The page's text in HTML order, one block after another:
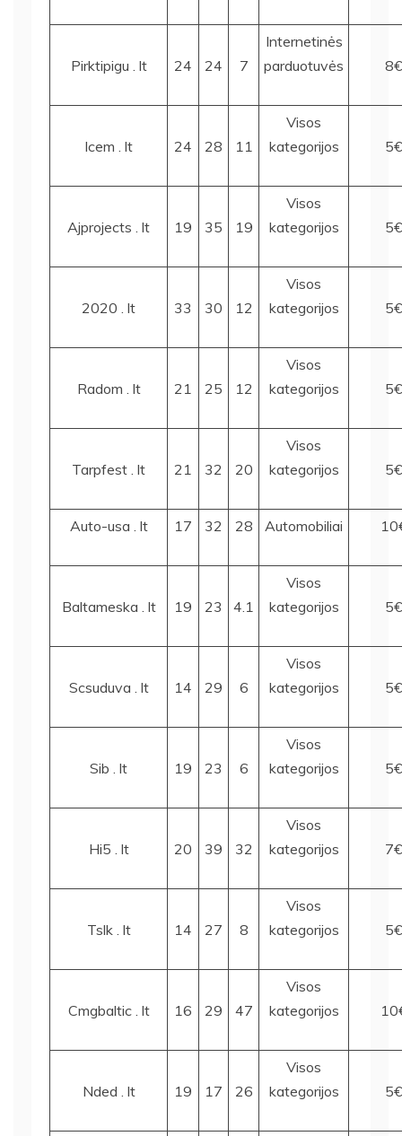
Pirktipigu . lt 24 24 7
Internetinės
parduotuvės
8€
Icem . lt 24 28 11
Visos
kategorijos
5€
Ajprojects . lt 19 35 19
Visos
kategorijos
5€
2020 . lt 33 30 12
Visos
kategorijos
5€
Radom . lt 21 25 12
Visos
kategorijos
5€
Tarpfest . lt 21 32 20
Visos
kategorijos
5€
Auto-usa . lt 17 32 28 Automobiliai
Baltameska . lt 19 23 4.1
Visos
kategorijos
5€
Scsuduva . lt 14 29 6
Visos
kategorijos
5€
Sib . lt 19 23 6
Visos
kategorijos
5€
Hi5 . lt 20 39 32
Visos
kategorijos
7€
Tslk . lt 14 27 8
Visos
kategorijos
5€
Cmgbaltic . lt 16 29 47
Visos
kategorijos
Nded . lt 19 17 26
Visos
kategorijos
5€